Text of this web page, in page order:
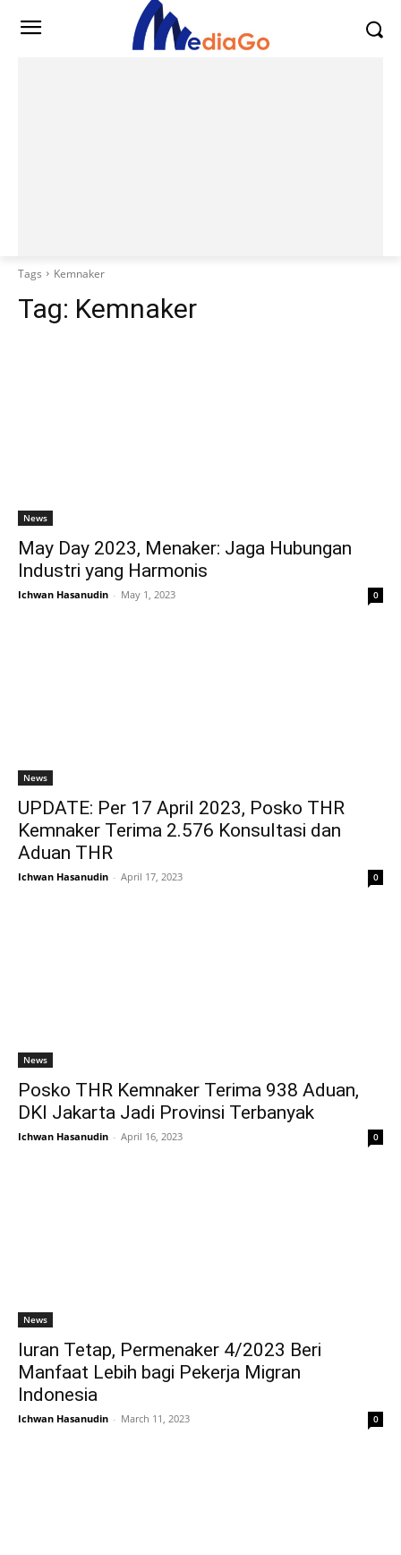
Tags Kemnaker
Tag: Kemnaker
News
May Day 2023, Menaker: Jaga Hubungan
Industri yang Harmonis
Ichwan Hasanudin - May 1, 2023 0
News
UPDATE: Per 17 April 2023, Posko THR
Kemnaker Terima 2.576 Konsultasi dan
Aduan THR
Ichwan Hasanudin - April 17, 2023 0
News
Posko THR Kemnaker Terima 938 Aduan,
DKI Jakarta Jadi Provinsi Terbanyak
Ichwan Hasanudin - April 16, 2023 0
News
Iuran Tetap, Permenaker 4/2023 Beri
Manfaat Lebih bagi Pekerja Migran
Indonesia
Ichwan Hasanudin - March 11, 2023 0